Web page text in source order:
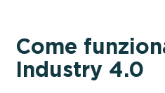
Come
Industry 4.0